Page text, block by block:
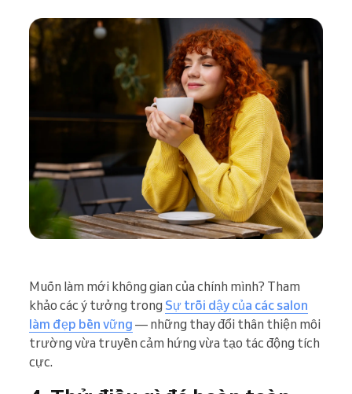
Muốn làm mới không gian của chính mình? Tham
khảo các ý tưởng trong Sự trỗi dậy của các salon
làm đẹp bền vững — những thay đổi thân thiện môi
trường vừa truyền cảm hứng vừa tạo tác động tích
cực.